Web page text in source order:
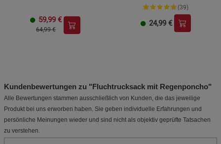
59,99 €
64,99 €
(39)
24,99 €
Kundenbewertungen zu "Fluchtrucksack mit Regenponcho"
Alle Bewertungen stammen ausschließlich von Kunden, die das jeweilige
Produkt bei uns erworben haben. Sie geben individuelle Erfahrungen und
persönliche Meinungen wieder und sind nicht als objektiv geprüfte Tatsachen
zu verstehen.